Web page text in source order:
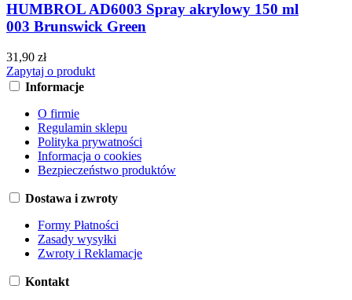
HUMBROL AD6003 Spray akrylowy 150 ml
003 Brunswick Green
31,90 zł
Zapytaj o produkt
Informacje
O firmie
Regulamin sklepu
Polityka prywatności
Informacja o cookies
Bezpieczeństwo produktów
Dostawa i zwroty
Formy Płatności
Zasady wysyłki
Zwroty i Reklamacje
Kontakt